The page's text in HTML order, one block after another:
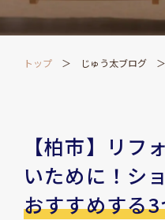
トップ じゅう太ブログ
【柏市】リフ
いために！シ
おすすめする